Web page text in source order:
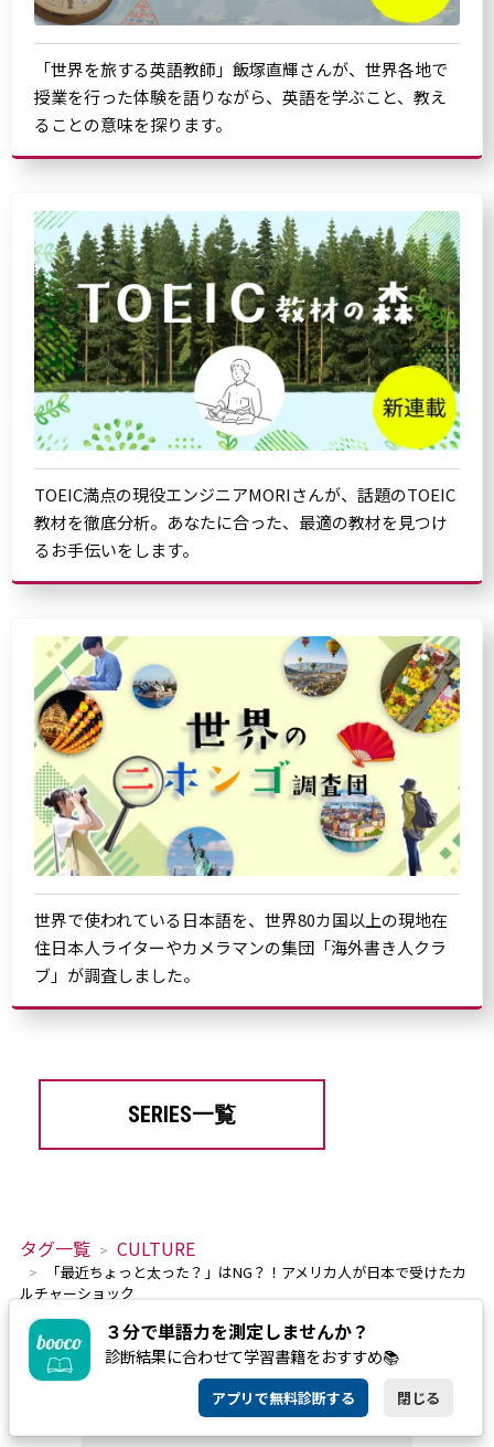
「世界を旅する英語教師」飯塚直輝さんが、世界各地で
授業を行った体験を語りながら、英語を学ぶこと、教え
ることの意味を探ります。
TOEIC満点の現役エンジニアMORIさんが、話題のTOEIC
教材を徹底分析。あなたに合った、最適の教材を見つけ
るお手伝いをします。
世界で使われている日本語を、世界80カ国以上の現地在
住日本人ライターやカメラマンの集団「海外書き人クラ
ブ」が調査しました。
SERIES一覧
タグ一覧 CULTURE
「最近ちょっと太った？」はNG？！アメリカ人が日本で受けたカ
ルチャーショック
３分で単語力を測定しませんか？
診断結果に合わせて学習書籍をおすすめ📚
アプリで無料診断する 閉じる